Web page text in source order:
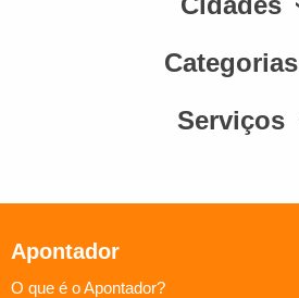
Categorias
Serviços
Apontador
O que é o Apontador?